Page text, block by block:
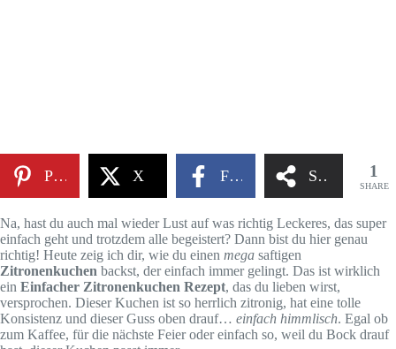
Pinterest X Facebook Share 1
SHARE
Na, hast du auch mal wieder Lust auf was richtig Leckeres, das super
einfach geht und trotzdem alle begeistert? Dann bist du hier genau
richtig! Heute zeig ich dir, wie du einen mega saftigen
Zitronenkuchen backst, der einfach immer gelingt. Das ist wirklich
ein Einfacher Zitronenkuchen Rezept, das du lieben wirst,
versprochen. Dieser Kuchen ist so herrlich zitronig, hat eine tolle
Konsistenz und dieser Guss oben drauf… einfach himmlisch. Egal ob
zum Kaffee, für die nächste Feier oder einfach so, weil du Bock drauf